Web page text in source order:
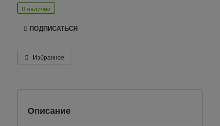
В наличии
ПОДПИСАТЬСЯ
Избранное
Описание